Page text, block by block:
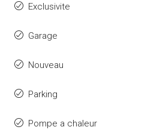
Exclusivite
Garage
Nouveau
Parking
Pompe a chaleur